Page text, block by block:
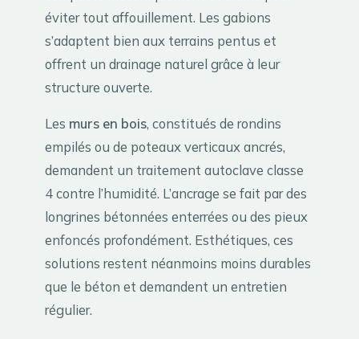
éviter tout affouillement. Les gabions
s’adaptent bien aux terrains pentus et
offrent un drainage naturel grâce à leur
structure ouverte.
Les murs en bois, constitués de rondins
empilés ou de poteaux verticaux ancrés,
demandent un traitement autoclave classe
4 contre l’humidité. L’ancrage se fait par des
longrines bétonnées enterrées ou des pieux
enfoncés profondément. Esthétiques, ces
solutions restent néanmoins moins durables
que le béton et demandent un entretien
régulier.